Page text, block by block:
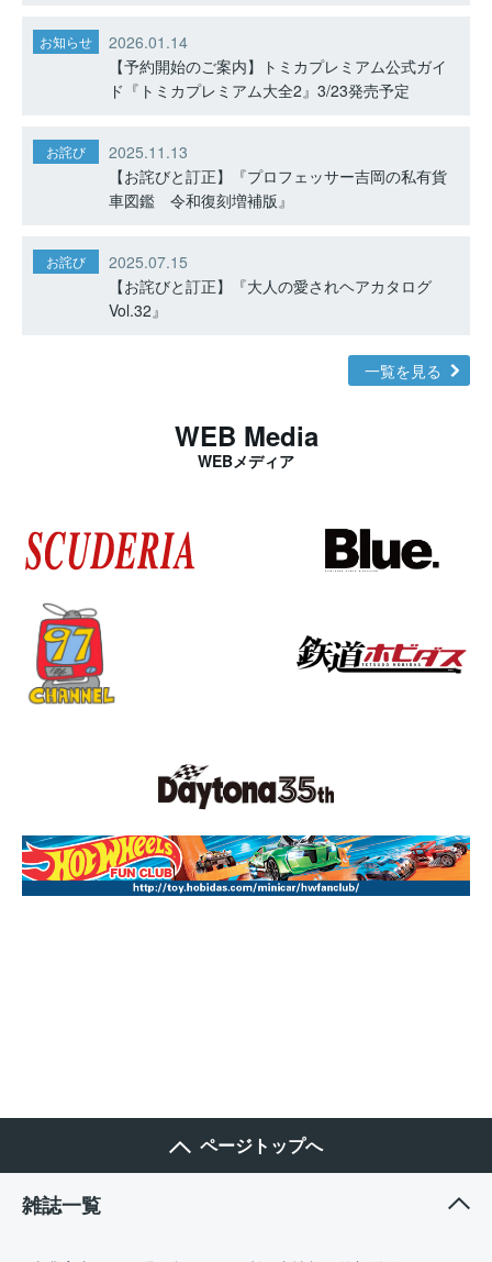
お知らせ
2026.01.14
【予約開始のご案内】トミカプレミアム公式ガイ
ド『トミカプレミアム大全2』3/23発売予定
お詫び
2025.11.13
【お詫びと訂正】『プロフェッサー吉岡の私有貨
車図鑑 令和復刻増補版』
お詫び
2025.07.15
【お詫びと訂正】『大人の愛されヘアカタログ
Vol.32』
一覧を見る
WEB Media
WEBメディア
ページトップへ
雑誌一覧